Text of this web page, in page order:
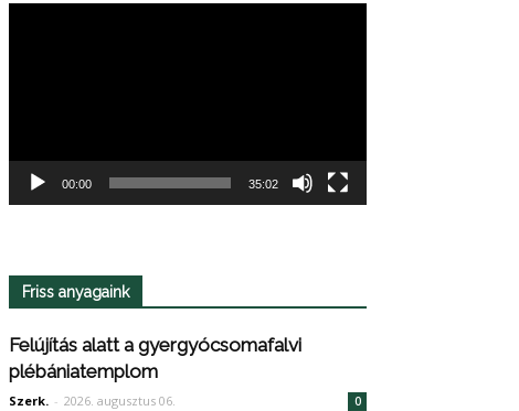
00:00 35:02
Friss anyagaink
Felújítás alatt a gyergyócsomafalvi
plébániatemplom
Szerk. - 2026. augusztus 06. 0